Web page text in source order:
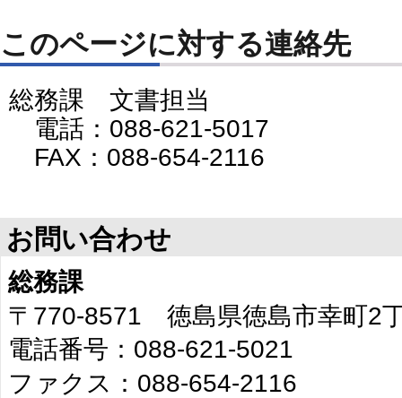
このページに対する連絡先
総務課 文書担当
電話：088-621-5017
FAX：088-654-2116
お問い合わせ
総務課
〒770-8571 徳島県徳島市幸町2
電話番号：088-621-5021
ファクス：088-654-2116